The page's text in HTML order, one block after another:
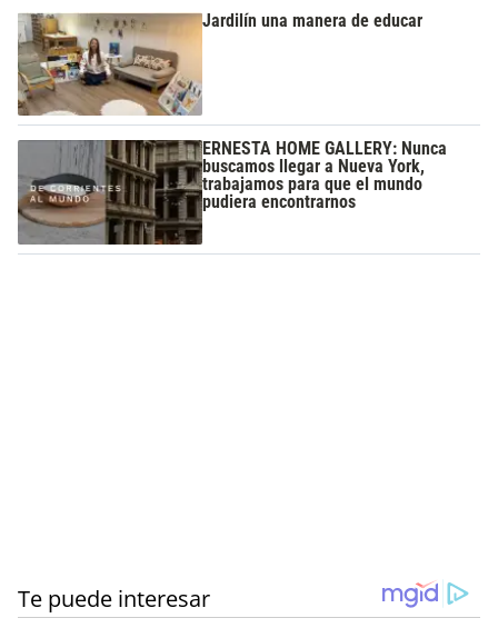
Jardilín una manera de educar
ERNESTA HOME GALLERY: Nunca
buscamos llegar a Nueva York,
trabajamos para que el mundo
pudiera encontrarnos